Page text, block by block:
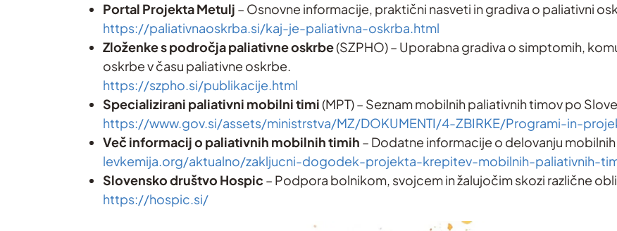
Portal Projekta Metulj – Osnovne informacije, praktični nasveti in gradiva o paliativni
https://paliativnaoskrba.si/kaj-je-paliativna-oskrba.html
Zloženke s področja paliativne oskrbe(SZPHO) – Uporabna gradiva o simptomih,
oskrbe v času paliativne oskrbe.
https://szpho.si/publikacije.html
Specializirani paliativni mobilni timi(MPT) – Seznam mobilnih paliativnih timov po
https://www.gov.si/assets/ministrstva/MZ/DOKUMENTI/4-ZBIRKE/Programi-in-
Več informacij o paliativnih mobilnih timih – Dodatne informacije o delovanju
levkemija.org/aktualno/zakljucni-dogodek-projekta-krepitev-mobilnih-paliativnih-
Slovensko društvo Hospic – Podpora bolnikom, svojcem in žalujočim skozi različne
https://hospic.si/